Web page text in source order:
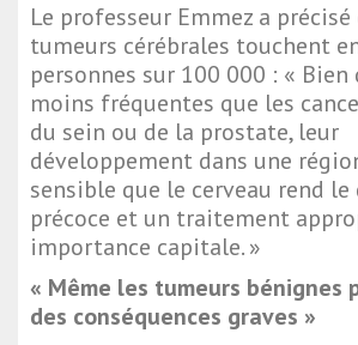
Le professeur Emmez a précisé
tumeurs cérébrales touchent
personnes sur 100 000 : « Bien
moins fréquentes que les
du sein ou de la prostate, leur
développement dans une
sensible que le cerveau rend
précoce et un traitement
importance capitale. »
« Même les tumeurs bénignes
des conséquences graves »